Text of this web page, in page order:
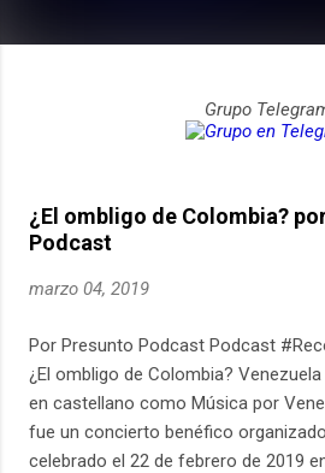
Grupo
¿El ombligo de Colombia?
Podcast
marzo 04, 2019
Por Presunto Podcast Podcast
¿El ombligo de Colombia?
en castellano como Música por
fue un concierto benéfico
celebrado el 22 de febrero de 2019